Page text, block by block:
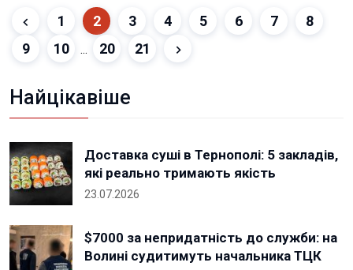
1 2 3 4 5 6 7
8
9
10 ... 20 21
Найцікавіше
Доставка суші в Тернополі: 5 закладів,
які реально тримають якість
23.07.2026
$7000 за непридатність до служби: на
Волині судитимуть начальника ТЦК